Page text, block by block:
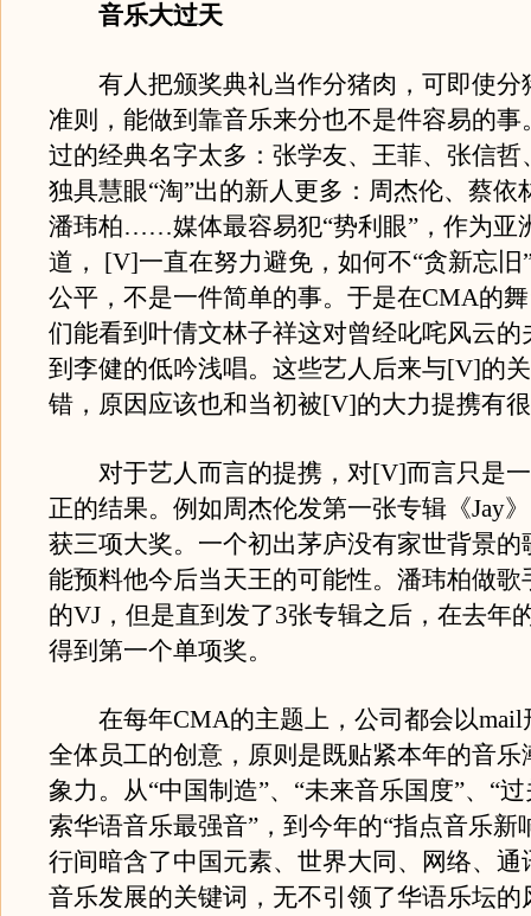
音乐大过天
有人把颁奖典礼当作分猪肉，可即使分
准则，能做到靠音乐来分也不是件容易的
过的经典名字太多：张学友、王菲、张信
独具慧眼“淘”出的新人更多：周杰伦、蔡依
潘玮柏……媒体最容易犯“势利眼”，作为亚
道， [V]一直在努力避免，如何不“贪新忘旧
公平，不是一件简单的事。于是在CMA的
们能看到叶倩文林子祥这对曾经叱咤风云的
到李健的低吟浅唱。这些艺人后来与[V]的
错，原因应该也和当初被[V]的大力提携有
对于艺人而言的提携，对[V]而言只是一
正的结果。例如周杰伦发第一张专辑《Jay
获三项大奖。一个初出茅庐没有家世背景的
能预料他今后当天王的可能性。潘玮柏做
的VJ，但是直到发了3张专辑之后，在去年
得到第一个单项奖。
在每年CMA的主题上，公司都会以mail
全体员工的创意，原则是既贴紧本年的音乐
象力。从“中国制造”、“未来音乐国度”、“
索华语音乐最强音”，到今年的“指点音乐新
行间暗含了中国元素、世界大同、网络、通
音乐发展的关键词，无不引领了华语乐坛的